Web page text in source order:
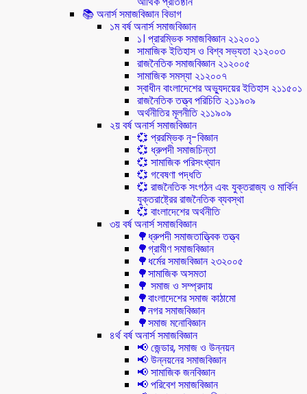
📚 অনার্স সমাজবিজ্ঞান বিভাগ
১ম বর্ষ অনার্স সমাজবিজ্ঞান
১। প্রারম্ভিক সমাজবিজ্ঞান ২১২০০১
সামাজিক ইতিহাস ও বিশ্ব সভ্যতা ২১২০০৩
রাজনৈতিক সমাজবিজ্ঞান ২১২০০৫
সামাজিক সমস্যা ২১২০০৭
স্বাধীন বাংলাদেশের অভ্যুদয়ের ইতিহাস ২১১৫০১
রাজনৈতিক তত্ত্ব পরিচিতি ২১১৯০৯
অর্থনীতির মূলনীতি ২১১৯০৯
২য় বর্ষ অনার্স সমাজবিজ্ঞান
💞 প্ররম্ভিক নৃ-বিজ্ঞান
💞 ধ্রুপদী সমাজচিন্তা
💞 সামাজিক পরিসংখ্যান
💞 গবেষণা পদ্ধতি
💞 রাজনৈতিক সংগঠন এবং যুক্তরাজ্য ও মার্কিন
যুক্তরাষ্ট্রের রাজনৈতিক ব্যবস্থা
💞 বাংলাদেশের অর্থনীতি
৩য় বর্ষ অনার্স সমাজবিজ্ঞান
🌳ধ্রুপদী সমাজতাত্ত্বিক তত্ত্ব
🌳গ্রামীণ সমাজবিজ্ঞান
🌳ধর্মের সমাজবিজ্ঞান ২৩২০০৫
🌳সামাজিক অসমতা
🌳 সমাজ ও সম্প্রদায়
🌳বাংলাদেশের সমাজ কাঠামো
🌳নগর সমাজবিজ্ঞান
🌳সমাজ মনোবিজ্ঞান
৪র্থ বর্ষ অনার্স সমাজবিজ্ঞান
📢 জেন্ডার, সমাজ ও উন্নয়ন
📢 উন্নয়নের সমাজবিজ্ঞান
📢 সামাজিক জনবিজ্ঞান
📢 পরিবেশ সমাজবিজ্ঞান